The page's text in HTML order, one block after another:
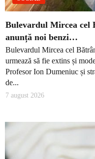
Bulevardul Mircea cel
anunță noi benzi…
Bulevardul Mircea cel
urmează să fie extins și
Profesor Ion Dumeniuc și
de...
7 august 2026